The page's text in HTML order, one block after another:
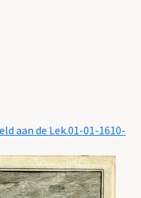
aan de Lek.01-01-1610-